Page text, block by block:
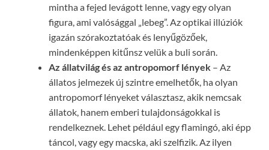
mintha a fejed levágott lenne, vagy egy olyan
figura, ami valósággal „lebeg”. Az optikai illúziók
igazán szórakoztatóak és lenyűgözőek,
mindenképpen kitűnsz velük a buli során.
Az állatvilág és az antropomorf lények – Az
állatos jelmezek új szintre emelhetők, ha olyan
antropomorf lényeket választasz, akik nemcsak
állatok, hanem emberi tulajdonságokkal is
rendelkeznek. Lehet például egy flamingó, aki épp
táncol, vagy egy macska, aki szelfizik. Az ilyen